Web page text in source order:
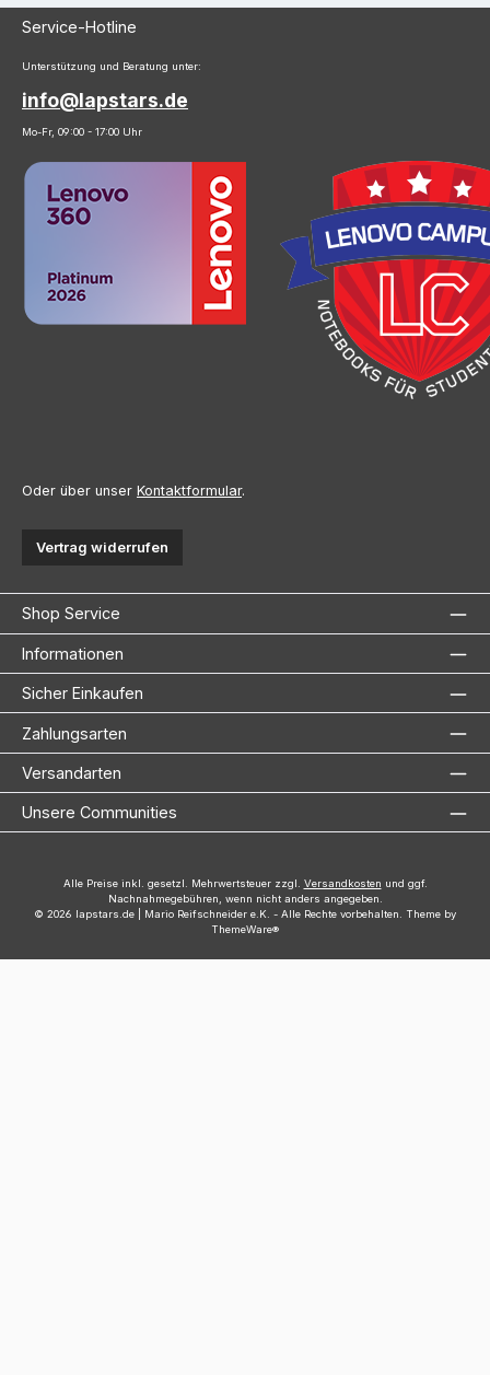
Service-Hotline
Unterstützung und Beratung unter:
info@lapstars.de
Mo-Fr, 09:00 - 17:00 Uhr
Oder über unser Kontaktformular.
Vertrag widerrufen
Shop Service
Informationen
Sicher Einkaufen
Zahlungsarten
Versandarten
Unsere Communities
Alle Preise inkl. gesetzl. Mehrwertsteuer zzgl. Versandkosten und ggf.
Nachnahmegebühren, wenn nicht anders angegeben.
© 2026 lapstars.de | Mario Reifschneider e.K. - Alle Rechte vorbehalten. Theme by
ThemeWare®